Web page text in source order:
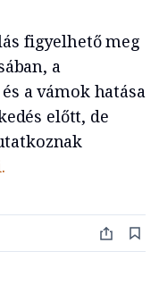
figyelhető meg
a
a vámok hatása
előtt, de